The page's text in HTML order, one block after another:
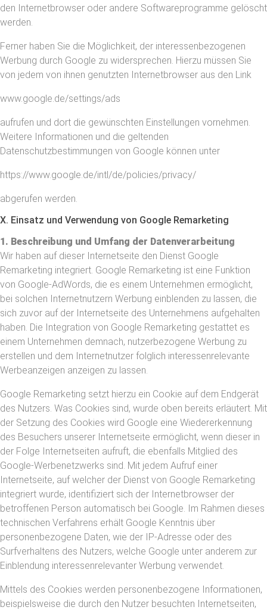
den Internetbrowser oder andere Softwareprogramme gelöscht
werden.
Ferner haben Sie die Möglichkeit, der interessenbezogenen
Werbung durch Google zu widersprechen. Hierzu müssen Sie
von jedem von ihnen genutzten Internetbrowser aus den Link
www.google.de/settings/ads
aufrufen und dort die gewünschten Einstellungen vornehmen.
Weitere Informationen und die geltenden
Datenschutzbestimmungen von Google können unter
https://www.google.de/intl/de/policies/privacy/
abgerufen werden.
X. Einsatz und Verwendung von Google Remarketing
1. Beschreibung und Umfang der Datenverarbeitung
Wir haben auf dieser Internetseite den Dienst Google
Remarketing integriert. Google Remarketing ist eine Funktion
von Google-AdWords, die es einem Unternehmen ermöglicht,
bei solchen Internetnutzern Werbung einblenden zu lassen, die
sich zuvor auf der Internetseite des Unternehmens aufgehalten
haben. Die Integration von Google Remarketing gestattet es
einem Unternehmen demnach, nutzerbezogene Werbung zu
erstellen und dem Internetnutzer folglich interessenrelevante
Werbeanzeigen anzeigen zu lassen.
Google Remarketing setzt hierzu ein Cookie auf dem Endgerät
des Nutzers. Was Cookies sind, wurde oben bereits erläutert. Mit
der Setzung des Cookies wird Google eine Wiedererkennung
des Besuchers unserer Internetseite ermöglicht, wenn dieser in
der Folge Internetseiten aufruft, die ebenfalls Mitglied des
Google-Werbenetzwerks sind. Mit jedem Aufruf einer
Internetseite, auf welcher der Dienst von Google Remarketing
integriert wurde, identifiziert sich der Internetbrowser der
betroffenen Person automatisch bei Google. Im Rahmen dieses
technischen Verfahrens erhält Google Kenntnis über
personenbezogene Daten, wie der IP-Adresse oder des
Surfverhaltens des Nutzers, welche Google unter anderem zur
Einblendung interessenrelevanter Werbung verwendet.
Mittels des Cookies werden personenbezogene Informationen,
beispielsweise die durch den Nutzer besuchten Internetseiten,